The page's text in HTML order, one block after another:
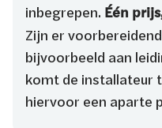
inbegrepen. Één
Zijn er
bijvoorbeeld aan
komt de installateur
hiervoor een aparte